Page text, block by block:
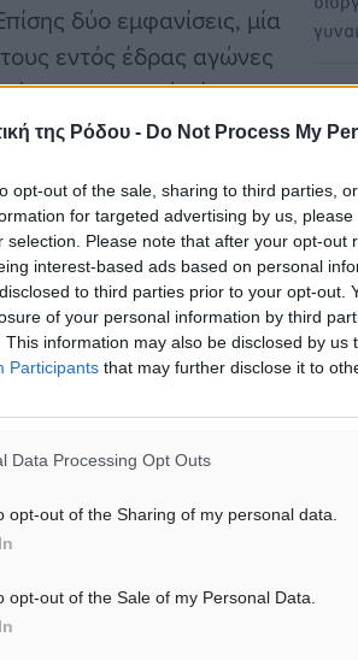
της Ρόδου - Do Not Process My
opt-out of the sale, sharing to third parties,
for targeted advertising by us,
selection. Please note that after your opt-out
interest-based ads based on personal
to third parties prior to your opt-out.
of your personal information by third
This information may also be disclosed by us
Participants that may further disclose it to
Data Processing Opt Outs
opt-out of the Sharing of my personal data.
opt-out of the Sale of my Personal Data.
δύο εμφανίσεις, μία
εντός έδρας αγώνες
στους εκτός έδρας.
το λογότυπο της ομάδας
και το όνομα του
να αγωνιστεί με
απομονωθούν όνομα και
εμφανή στο κοινό. Η
ημέρα , ώρα και γήπεδο
μέχρι την Τρίτη στις
μη ενημέρωσης η
ημέρα και ώρα
οποία έχει δηλώσει ως
οι ομάδες θα
καταστατικό και το Δ.Σ.
Η ΤΕ